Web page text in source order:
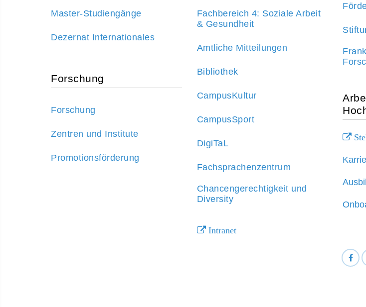
Master-Studiengänge
Dezernat Internationales
Forschung
Forschung
Zentren und Institute
Promotionsförderung
Fachbereich 4: Soziale Arbeit
& Gesundheit
Amtliche Mitteilungen
Bibliothek
CampusKultur
CampusSport
DigiTaL
Fachsprachenzentrum
Chancengerechtigkeit und
Diversity
Intranet